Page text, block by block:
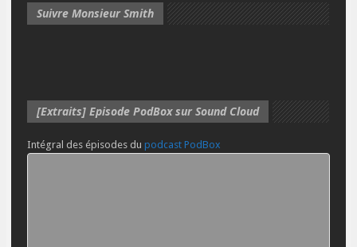
Suivre Monsieur Smith
[Extraits] Episode PodBox sur Sound Cloud
Intégral des épisodes du podcast PodBox